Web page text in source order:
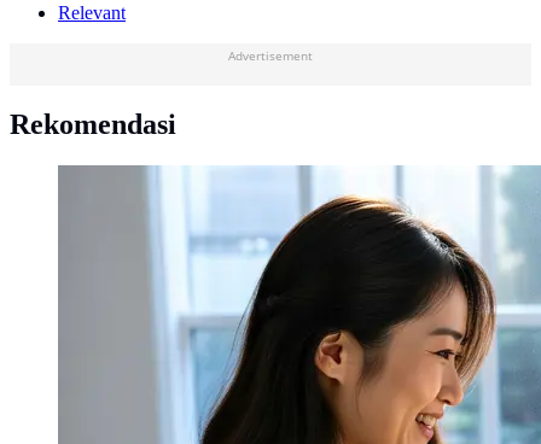
Relevant
Advertisement
Rekomendasi